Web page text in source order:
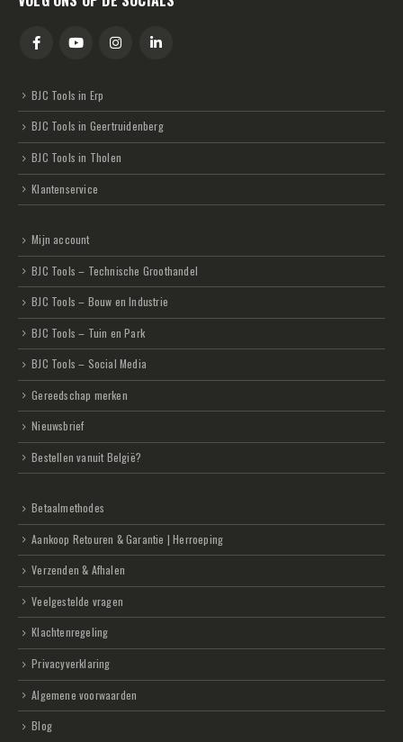
BJC Tools in Erp
BJC Tools in Geertruidenberg
BJC Tools in Tholen
Klantenservice
Mijn account
BJC Tools – Technische Groothandel
BJC Tools – Bouw en Industrie
BJC Tools – Tuin en Park
BJC Tools – Social Media
Gereedschap merken
Nieuwsbrief
Bestellen vanuit België?
Betaalmethodes
Aankoop Retouren & Garantie | Herroeping
Verzenden & Afhalen
Veelgestelde vragen
Klachtenregeling
Privacyverklaring
Algemene voorwaarden
Blog